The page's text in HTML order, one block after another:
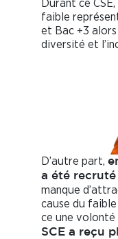
Durant ce
faible
et Bac +3
diversité et
D’autre part,
a été recruté
manque
cause du
ce une volonté
SCE a reçu